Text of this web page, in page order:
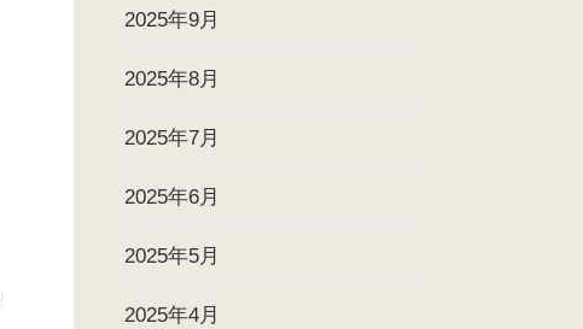
2025年9月
2025年8月
2025年7月
2025年6月
2025年5月
2025年4月